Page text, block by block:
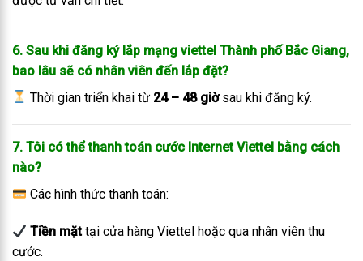
6. Sau khi đăng ký lắp mạng viettel Thành phố Bắc Giang,
bao lâu sẽ có nhân viên đến lắp đặt?
Thời gian triển khai từ 24 – 48 giờsau khi đăng ký.
7. Tôi có thể thanh toán cước Internet Viettel bằng cách
nào?
Các hình thức thanh toán:
Tiền mặttại cửa hàng Viettel hoặc qua nhân viên thu
cước.